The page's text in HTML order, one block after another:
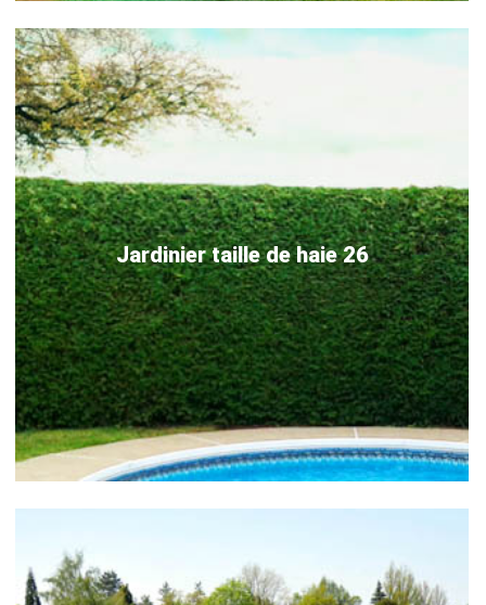
Jardinier taille de haie 26